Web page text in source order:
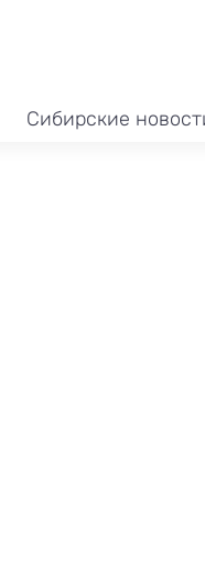
Сибирские